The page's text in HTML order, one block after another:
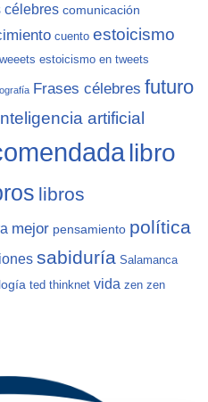
célebres comunicación
cuento estoicismo
estoicismo en tweets
Frases célebres futuro
artificial
libro
libros
mejor pensamiento política
sabiduría Salamanca
ted thinknet vida zen zen